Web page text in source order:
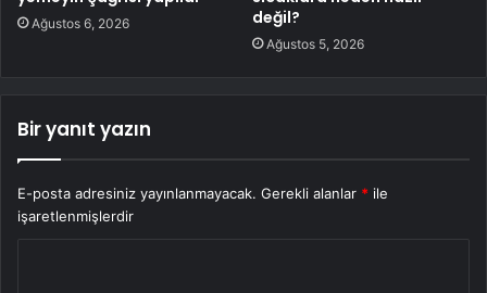
Ağustos 6, 2026
değil?
Ağustos 5, 2026
Bir yanıt yazın
E-posta adresiniz yayınlanmayacak. Gerekli alanlar * ile
işaretlenmişlerdir